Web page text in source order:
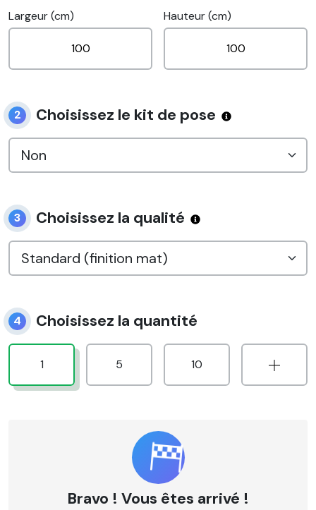
Largeur (cm) Hauteur (cm)
2 Choisissez le kit de pose
3 Choisissez la qualité
4 Choisissez la quantité
1 5 10
Bravo ! Vous êtes arrivé !